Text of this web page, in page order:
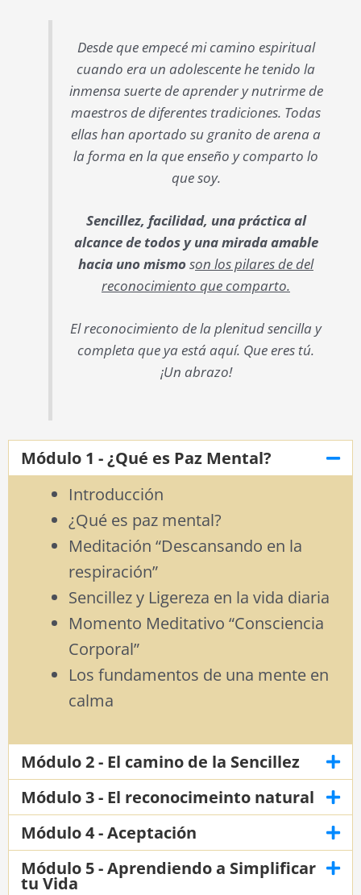
Desde que empecé mi camino espiritual
cuando era un adolescente he tenido la
inmensa suerte de aprender y nutrirme de
maestros de diferentes tradiciones. Todas
ellas han aportado su granito de arena a
la forma en la que enseño y comparto lo
que soy.
Sencillez, facilidad, una práctica al
alcance de todos y una mirada amable
hacia uno mismoson los pilares de del
reconocimiento que comparto.
El reconocimiento de la plenitud sencilla y
completa que ya está aquí. Que eres tú.
¡Un abrazo!
Módulo 1 - ¿Qué es Paz Mental?
Introducción
¿Qué es paz mental?
Meditación “Descansando en la
respiración”
Sencillez y Ligereza en la vida diaria
Momento Meditativo “Consciencia
Corporal”
Los fundamentos de una mente en
calma
Módulo 2 - El camino de la Sencillez
Módulo 3 - El reconocimeinto natural
Módulo 4 - Aceptación
Módulo 5 - Aprendiendo a Simplificar
tu Vida